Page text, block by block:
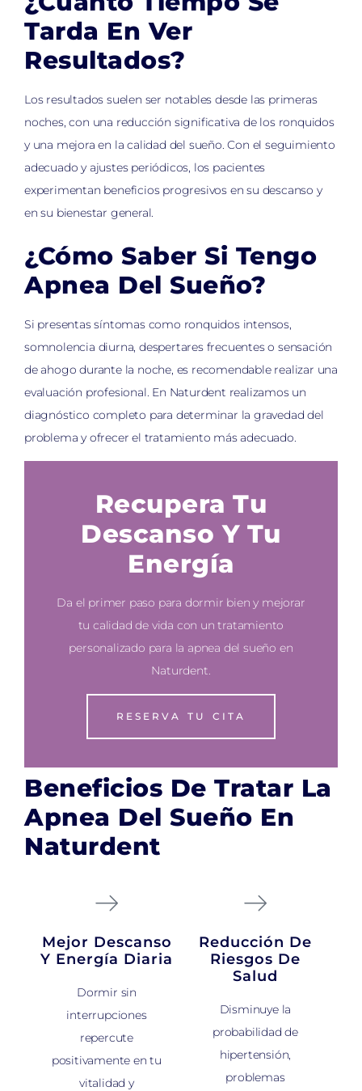
Tarda En Ver
Resultados?
Los resultados suelen ser notables desde las primeras
noches, con una reducción significativa de los ronquidos
y una mejora en la calidad del sueño. Con el seguimiento
adecuado y ajustes periódicos, los pacientes
experimentan beneficios progresivos en su descanso y
en su bienestar general.
¿Cómo Saber Si Tengo
Apnea Del Sueño?
Si presentas síntomas como ronquidos intensos,
somnolencia diurna, despertares frecuentes o sensación
de ahogo durante la noche, es recomendable realizar una
evaluación profesional. En Naturdent realizamos un
diagnóstico completo para determinar la gravedad del
problema y ofrecer el tratamiento más adecuado.
Recupera Tu
Descanso Y Tu
Energía
Da el primer paso para dormir bien y mejorar
tu calidad de vida con un tratamiento
personalizado para la apnea del sueño en
Naturdent.
RESERVA TU CITA
Beneficios De Tratar La
Apnea Del Sueño En
Naturdent
Mejor Descanso
Y Energía Diaria
Dormir sin
interrupciones
repercute
positivamente en tu
vitalidad y
Reducción De
Riesgos De
Salud
Disminuye la
probabilidad de
hipertensión,
problemas